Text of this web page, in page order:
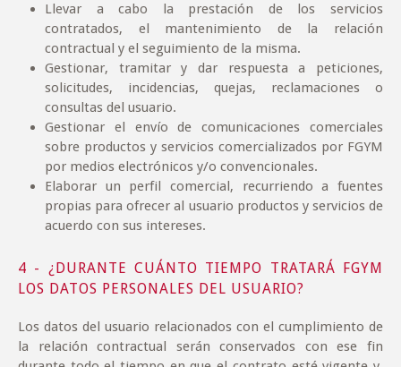
Llevar a cabo la prestación de los servicios
contratados, el mantenimiento de la relación
contractual y el seguimiento de la misma.
Gestionar, tramitar y dar respuesta a peticiones,
solicitudes, incidencias, quejas, reclamaciones o
consultas del usuario.
Gestionar el envío de comunicaciones comerciales
sobre productos y servicios comercializados por FGYM
por medios electrónicos y/o convencionales.
Elaborar un perfil comercial, recurriendo a fuentes
propias para ofrecer al usuario productos y servicios de
acuerdo con sus intereses.
4 - ¿DURANTE CUÁNTO TIEMPO TRATARÁ FGYM
LOS DATOS PERSONALES DEL USUARIO?
Los datos del usuario relacionados con el cumplimiento de
la relación contractual serán conservados con ese fin